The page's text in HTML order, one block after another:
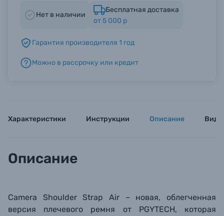
Уценённые товары
Нет в наличии
Бесплатная доставка
от 5 000 р
Гарантия производителя 1 год
Можно в рассрочку или кредит
Характеристики Инструкции Описание
Описание
Camera Shoulder Strap Air – новая, облегченная
версия плечевого ремня от PGYTECH, которая